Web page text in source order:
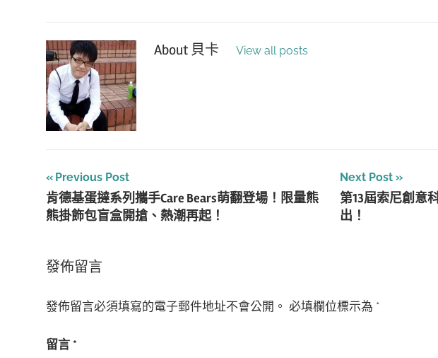
About 貝卡 View all posts
文
章
覽
Previous Post
肯德基蛋撻系列攜手Care Bears萌翻登場！限量熊
熊掛飾包盲盒開搶、熱潮再起！
Next Post
第13屆索尼創意
出！
發佈留言
發佈留言必須填寫的電子郵件地址不會公開。 必填欄位標示為 *
留言 *